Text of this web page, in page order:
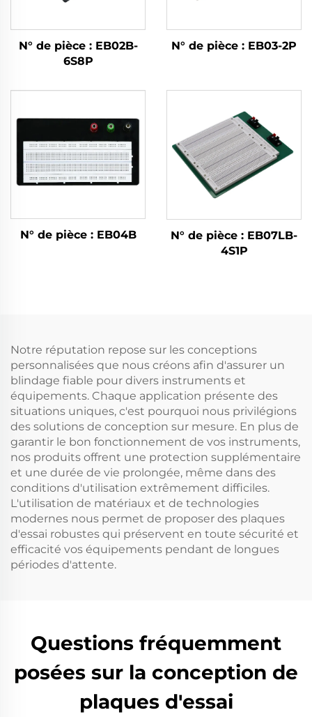
N° de pièce : EB02B-
6S8P
N° de pièce : EB03-2P
N° de pièce : EB04B
N° de pièce : EB07LB-
4S1P
Notre réputation repose sur les conceptions
personnalisées que nous créons afin d'assurer un
blindage fiable pour divers instruments et
équipements. Chaque application présente des
situations uniques, c'est pourquoi nous privilégions
des solutions de conception sur mesure. En plus de
garantir le bon fonctionnement de vos instruments,
nos produits offrent une protection supplémentaire
et une durée de vie prolongée, même dans des
conditions d'utilisation extrêmement difficiles.
L'utilisation de matériaux et de technologies
modernes nous permet de proposer des plaques
d'essai robustes qui préservent en toute sécurité et
efficacité vos équipements pendant de longues
périodes d'attente.
Questions fréquemment
posées sur la conception de
plaques d'essai